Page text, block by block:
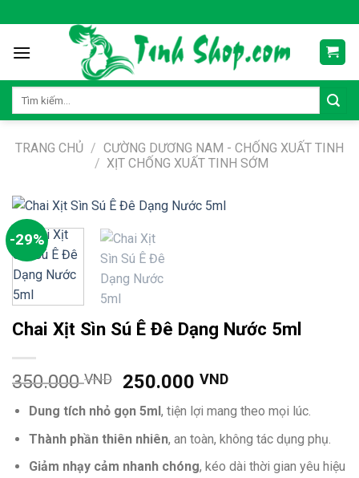
content
Tìm
TRANG CHỦ / CƯỜNG DƯƠNG NAM - CHỐNG XUẤT TINH
/ XỊT CHỐNG XUẤT TINH SỚM
-29%
Chai Xịt Sìn Sú Ê Đê Dạng Nước 5ml
350.000VND 250.000VND
Dung tích nhỏ gọn 5ml , tiện lợi mang theo mọi lúc.
Thành phần thiên nhiên, an toàn, không tác dụng phụ.
Giảm nhạy cảm nhanh chóng, kéo dài thời gian yêu hiệu